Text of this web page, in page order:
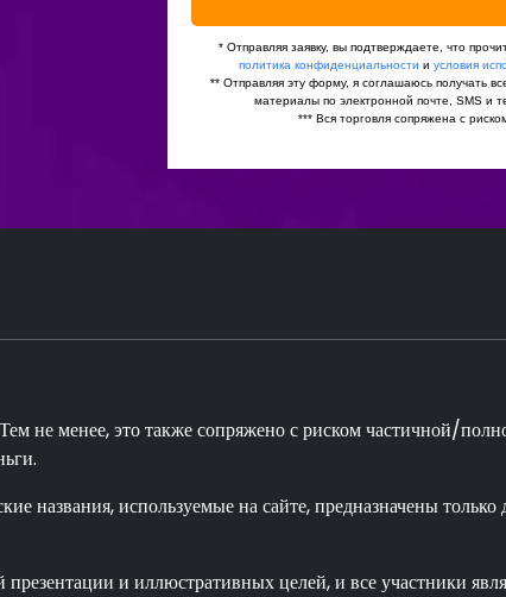
не менее, это также сопряжено с риском частичной/
названия, используемые на сайте, предназначены
и иллюстративных целей, и все участники